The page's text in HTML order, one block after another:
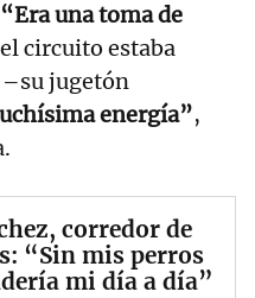
“Era una toma de
circuito estaba
–su jugetón
energía”,
corredor de
“Sin mis perros
mi día a día”